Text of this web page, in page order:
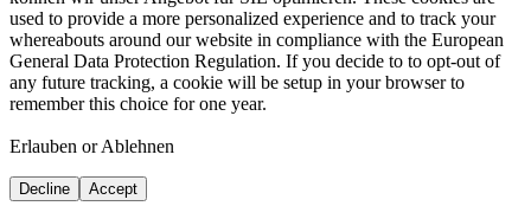
used to provide a more personalized experience and to track your
whereabouts around our website in compliance with the European
General Data Protection Regulation. If you decide to to opt-out of
any future tracking, a cookie will be setup in your browser to
remember this choice for one year.
Erlauben or Ablehnen
Decline Accept